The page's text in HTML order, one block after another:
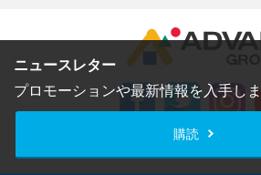
ニュースレター
プロモーションや最新情報を入手し
購読